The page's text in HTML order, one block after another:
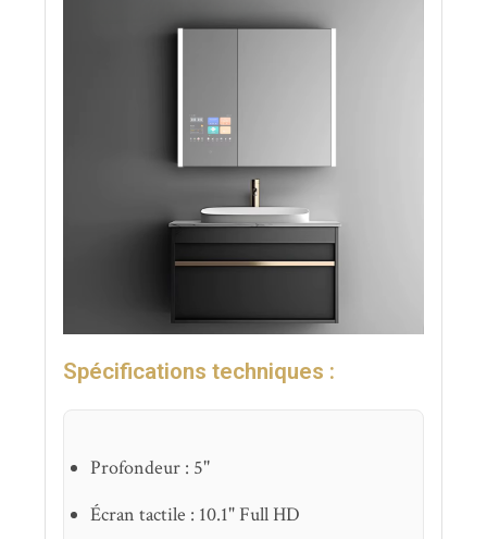
Spécifications techniques :
Profondeur : 5''
Écran tactile : 10.1" Full HD